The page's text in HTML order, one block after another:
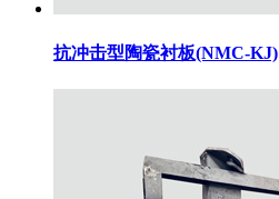
抗冲击型陶瓷衬板(NMC-KJ)